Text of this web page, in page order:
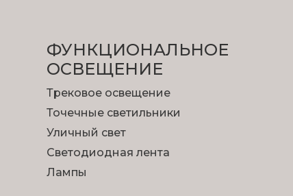
ФУНКЦИОНА­ЛЬНОЕ
ОСВЕЩЕНИЕ
Трековое освещение
Точечные светильники
Уличный свет
Светодиодная лента
Лампы